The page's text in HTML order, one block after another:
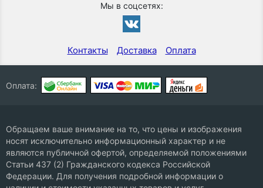
Мы в соцсетях:
Контакты Доставка Оплата
Оплата:
Обращаем ваше внимание на то, что цены и изображения
носят исключительно информационный характер и не
являются публичной офертой, определяемой положениями
Статьи 437 (2) Гражданского кодекса Российской
Федерации. Для получения подробной информации о